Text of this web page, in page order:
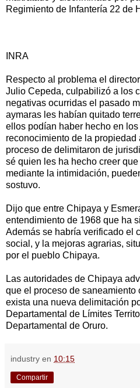
Regimiento de Infantería 22 de
INRA
Respecto al problema el
Julio Cepeda, culpabilizó a los
negativas ocurridas el pasado
aymaras les habían quitado
ellos podían haber hecho en
reconocimiento de la propiedad
proceso de delimitaron de
sé quien les ha hecho creer
mediante la intimidación,
sostuvo.
Dijo que entre Chipaya y
entendimiento de 1968 que ha
Además se habría verificado el
social, y la mejoras agrarias,
por el pueblo Chipaya.
Las autoridades de Chipaya
que el proceso de saneamiento
exista una nueva delimitación
Departamental de Límites
Departamental de Oruro.
industry en 10:15
Compartir